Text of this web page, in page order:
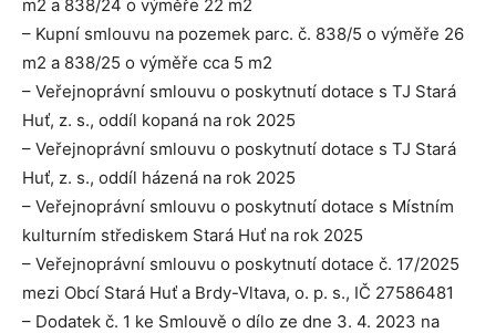
m2 a 838/24 o výměře 22 m2
– Kupní smlouvu na pozemek parc. č. 838/5 o výměře 26
m2 a 838/25 o výměře cca 5 m2
– Veřejnoprávní smlouvu o poskytnutí dotace s TJ Stará
Huť, z. s., oddíl kopaná na rok 2025
– Veřejnoprávní smlouvu o poskytnutí dotace s TJ Stará
Huť, z. s., oddíl házená na rok 2025
– Veřejnoprávní smlouvu o poskytnutí dotace s Místním
kulturním střediskem Stará Huť na rok 2025
– Veřejnoprávní smlouvu o poskytnutí dotace č. 17/2025
mezi Obcí Stará Huť a Brdy-Vltava, o. p. s., IČ 27586481
– Dodatek č. 1 ke Smlouvě o dílo ze dne 3. 4. 2023 na